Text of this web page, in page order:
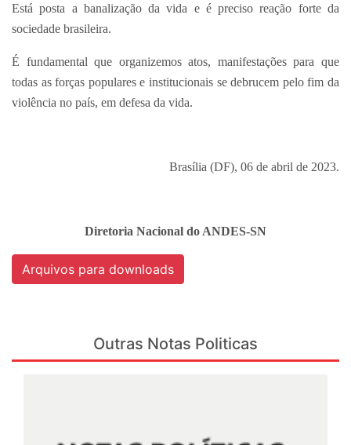
Está posta a banalização da vida e é preciso reação forte da
sociedade brasileira.
É fundamental que organizemos atos, manifestações para que
todas as forças populares e institucionais se debrucem pelo fim da
violência no país, em defesa da vida.
Brasília (DF), 06 de abril de 2023.
Diretoria Nacional do ANDES-SN
Arquivos para downloads
Outras Notas Politicas